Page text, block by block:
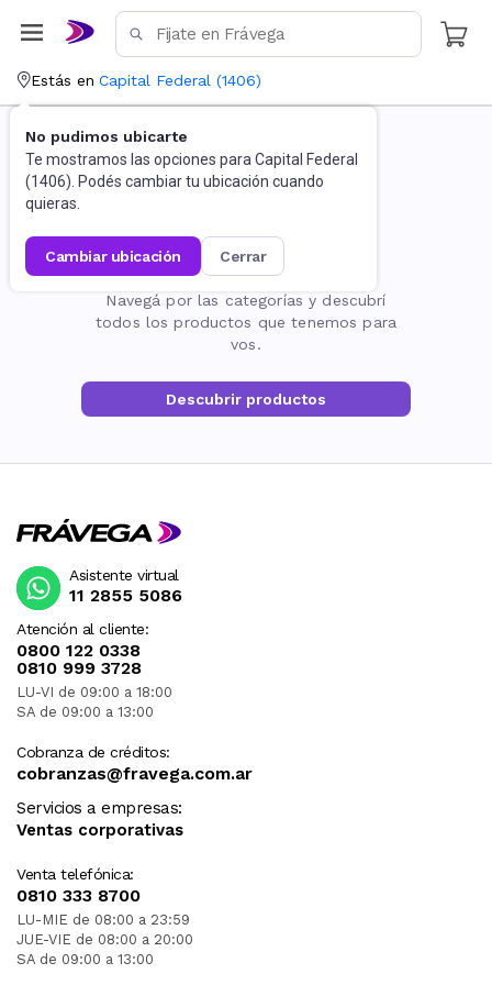
Estás en Capital Federal (1406)
No pudimos ubicarte
Te mostramos las opciones para Capital Federal
(1406). Podés cambiar tu ubicación cuando
quieras.
cambiar ubicación cerrar
La página no existe
Navegá por las categorías y descubrí
todos los productos que tenemos para
vos.
Descubrir productos
Atención al cliente:
0800 122 0338
0810 999 3728
LU-VI de 09:00 a 18:00
SA de 09:00 a 13:00
Cobranza de créditos:
cobranzas@fravega.com.ar
Servicios a empresas:
Ventas corporativas
Venta telefónica:
0810 333 8700
LU-MIE de 08:00 a 23:59
JUE-VIE de 08:00 a 20:00
SA de 09:00 a 13:00
Asistente virtual
11 2855 5086